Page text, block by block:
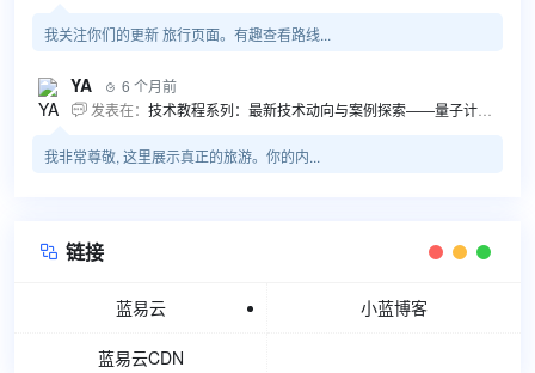
我关注你们的更新 旅行页面。有趣查看路线...
YA  6 个月前
 发表在： 技术教程系列：最新技术动向与案例探索——量子计算商业应用揭秘 该教程将深入探索最新技术动态，重点关注量子计算技术在商业领域的应用，结合具体案例阐述其背景、起因、经过和结果。同时，强调技术文档和运维文档的重要性，揭示它们在新技术发展和行业标准...
我非常尊敬, 这里展示真正的旅游。你的内...
 链接
蓝易云 小蓝博客
蓝易云CDN